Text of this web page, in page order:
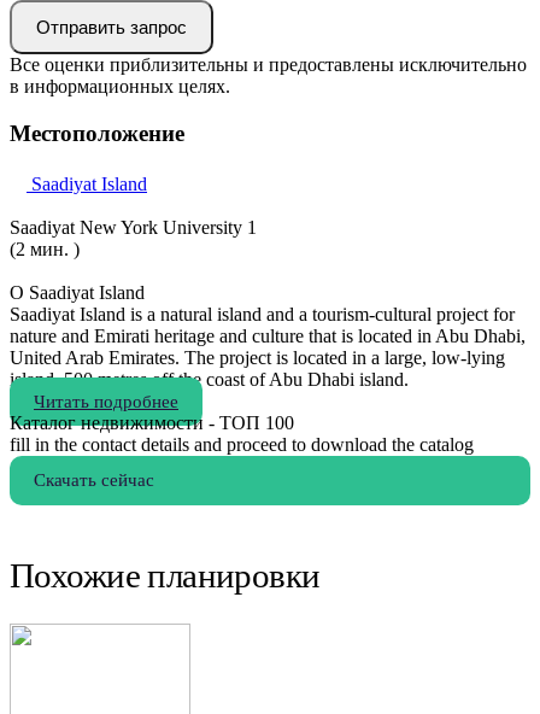
Отправить запрос
Все оценки приблизительны и предоставлены исключительно
в информационных целях.
Местоположение
Saadiyat Island
Saadiyat New York University 1
(2 мин. )
О Saadiyat Island
Saadiyat Island is a natural island and a tourism-cultural project for
nature and Emirati heritage and culture that is located in Abu Dhabi,
United Arab Emirates. The project is located in a large, low-lying
island, 500 metres off the coast of Abu Dhabi island.
Читать подробнее
Каталог недвижимости - ТОП 100
fill in the contact details and proceed to download the catalog
Скачать сейчас
Похожие планировки